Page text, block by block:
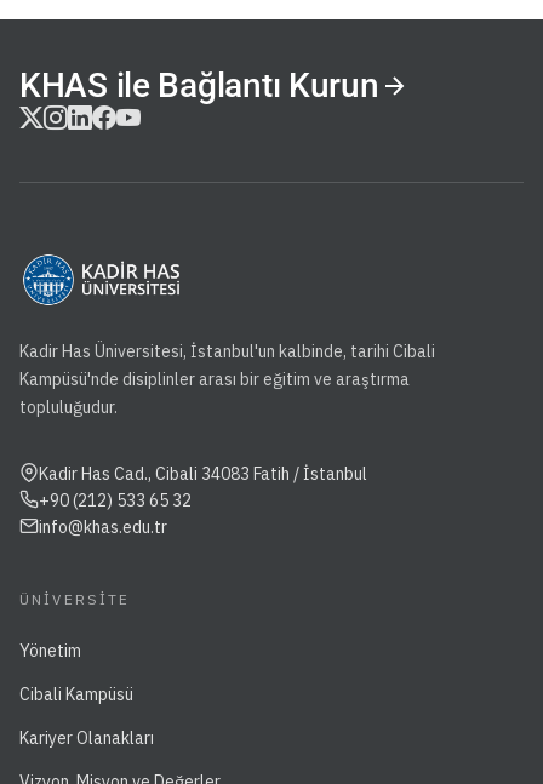
KHAS ile Bağlantı Kurun
Kadir Has Üniversitesi, İstanbul'un kalbinde, tarihi Cibali
Kampüsü'nde disiplinler arası bir eğitim ve araştırma
topluluğudur.
Kadir Has Cad., Cibali 34083 Fatih / İstanbul
+90 (212) 533 65 32
info@khas.edu.tr
ÜNIVERSITE
Yönetim
Cibali Kampüsü
Kariyer Olanakları